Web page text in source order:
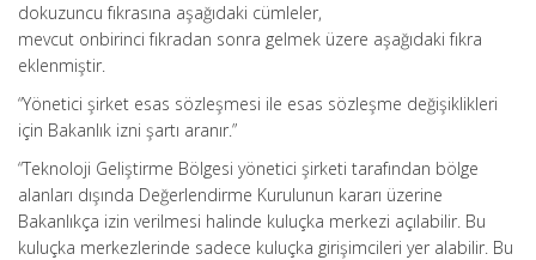
dokuzuncu fıkrasına aşağıdaki cümleler,
mevcut onbirinci fıkradan sonra gelmek üzere aşağıdaki fıkra
eklenmiştir.
“Yönetici şirket esas sözleşmesi ile esas sözleşme değişiklikleri
için Bakanlık izni şartı aranır.”
“Teknoloji Geliştirme Bölgesi yönetici şirketi tarafından bölge
alanları dışında Değerlendirme Kurulunun kararı üzerine
Bakanlıkça izin verilmesi halinde kuluçka merkezi açılabilir. Bu
kuluçka merkezlerinde sadece kuluçka girişimcileri yer alabilir. Bu